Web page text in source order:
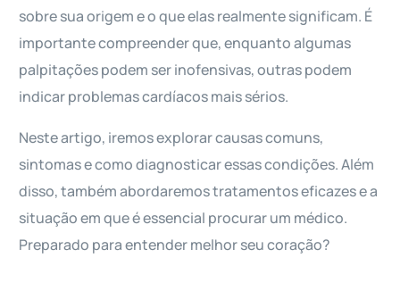
sobre sua origem e o que elas realmente significam. É
importante compreender que, enquanto algumas
palpitações podem ser inofensivas, outras podem
indicar problemas cardíacos mais sérios.
Neste artigo, iremos explorar causas comuns,
sintomas e como diagnosticar essas condições. Além
disso, também abordaremos tratamentos eficazes e a
situação em que é essencial procurar um médico.
Preparado para entender melhor seu coração?